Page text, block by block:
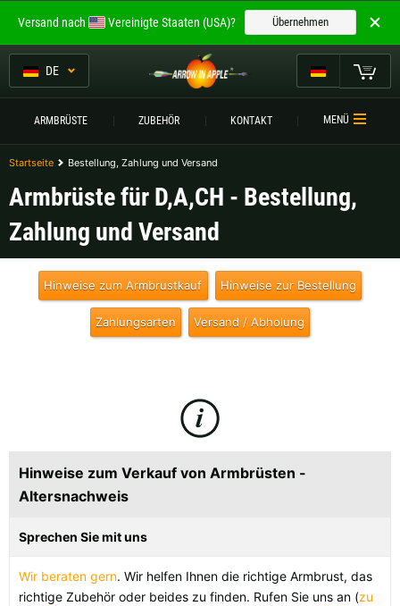
DE
ARMBRÜSTE ZUBEHÖR KONTAKT MENÜ
Startseite Bestellung, Zahlung und Versand
Armbrüste für D,A,CH - Bestellung,
Zahlung und Versand
Hinweise zum Armbrustkauf Hinweise zur Bestellung
Zahlungsarten Versand / Abholung
Hinweise zum Verkauf von Armbrüsten -
Altersnachweis
Sprechen Sie mit uns
Wir beraten gern. Wir helfen Ihnen die richtige Armbrust, das
richtige Zubehör oder beides zu finden. Rufen Sie uns an (zu
Willkommen bei
ARROW IN APPLE
Die besten Armbrüste.
Bitte wählen Sie Ihre Sprache aus:
Deutsch (AT)
Bitte wählen Sie Ihre Versandregion:
Belgien |€ Bulgarien | лв
Lettland |€
Niederlande |€
Portugal |€ Schweden |kr
Versand nach Vereinigte Staaten (USA)? Übernehmen
Mein Warenkorb
ARMBRÜSTE
SERVICE
TURNIERE
KONTAKT